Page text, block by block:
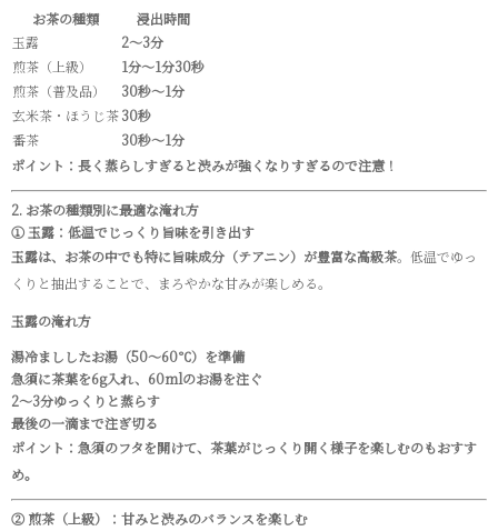
お茶の種類
浸出時間
玉露
2～3分
煎茶（上級）
1分～1分30秒
煎茶（普及品）
30秒～1分
玄米茶・ほうじ茶30秒
番茶
30秒～1分
ポイント：長く蒸らしすぎると渋みが強くなりすぎるので注意！
2. お茶の種類別に最適な淹れ方
① 玉露：低温でじっくり旨味を引き出す
玉露は、お茶の中でも特に旨味成分（テアニン）が豊富な高級茶。低温でゆっ
くりと抽出することで、まろやかな甘みが楽しめる。
玉露の淹れ方
湯冷まししたお湯（50～60℃）を準備
急須に茶葉を6g入れ、60mlのお湯を注ぐ
2～3分ゆっくりと蒸らす
最後の一滴まで注ぎ切る
ポイント：急須のフタを開けて、茶葉がじっくり開く様子を楽しむのもおすす
め。
② 煎茶（上級）：甘みと渋みのバランスを楽しむ